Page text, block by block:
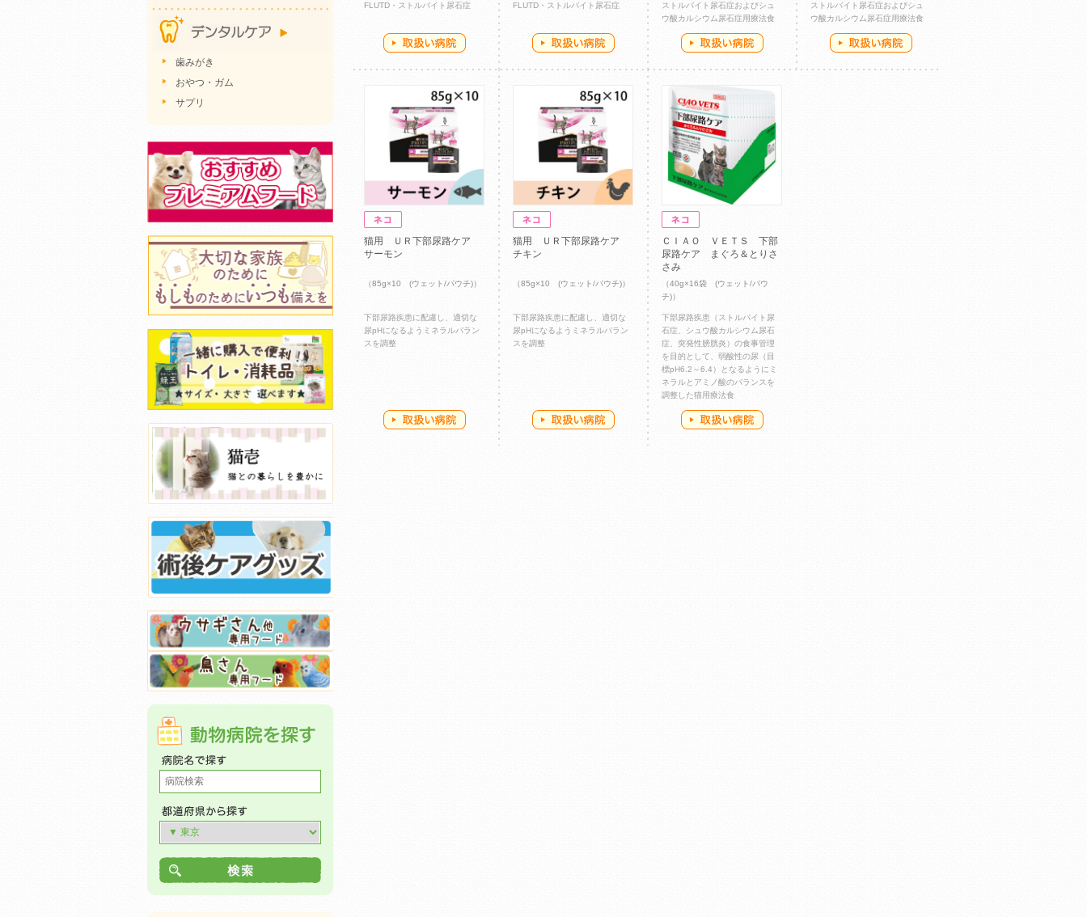
FLUTD・ストルバイト尿石症 FLUTD・ストルバイト尿石症
ストルバイト尿石症およびシュ
ウ酸カルシウム尿石症用療法食
ストルバイト尿石症およびシュ
ウ酸カルシウム尿石症用療法食
猫用 ＵＲ下部尿路ケア
サーモン
（85g×10 (ウェット/パウチ)）
下部尿路疾患に配慮し、適切な
尿pHになるようミネラルバラン
スを調整
猫用 ＵＲ下部尿路ケア
チキン
（85g×10 (ウェット/パウチ)）
下部尿路疾患に配慮し、適切な
尿pHになるようミネラルバラン
スを調整
ＣＩＡＯ ＶＥＴＳ 下部
尿路ケア まぐろ＆とりさ
さみ
（40g×16袋 (ウェット/パウ
チ)）
下部尿路疾患（ストルバイト尿
石症、シュウ酸カルシウム尿石
症、突発性膀胱炎）の食事管理
を目的として、弱酸性の尿（目
標pH6.2～6.4）となるようにミ
ネラルとアミノ酸のバランスを
調整した猫用療法食
歯みがき
おやつ・ガム
サプリ